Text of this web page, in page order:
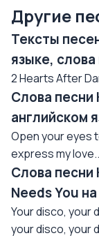
Другие
Тексты
языке,
2 Hearts After
Слова песни
английском
Open your eyes
express my
Слова песни
Needs You
Your disco, your
your disco, your